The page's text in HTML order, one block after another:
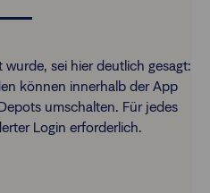
sei hier deutlich gesagt:
können innerhalb der App
umschalten. Für jedes
Login erforderlich.